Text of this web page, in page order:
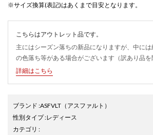
※サイズ換算(表記)はあくまで目安となります。
こちらはアウトレット品です。
主にはシーズン落ちの新品になりますが、中に
の色落ち等がある場合がございます（訳あり品を
詳細はこちら
ブランド :ASFVLT （アスファルト）
性別タイプ:レディース
カテゴリ :